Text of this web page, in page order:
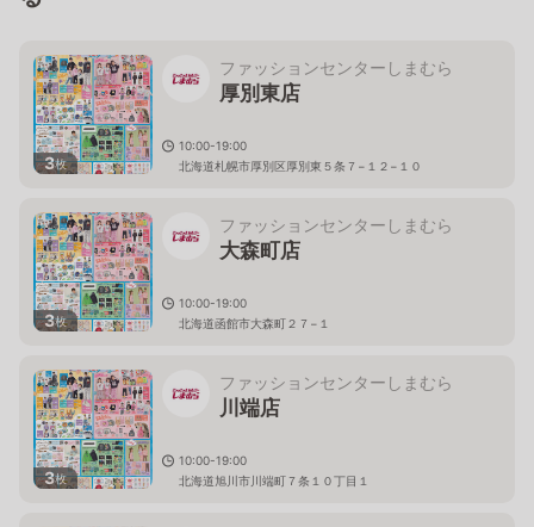
3枚
ファッションセンターしまむら
厚別東店
10:00-19:00
北海道札幌市厚別区厚別東５条７−１２−１０
3枚
ファッションセンターしまむら
大森町店
10:00-19:00
北海道函館市大森町２７−１
3枚
ファッションセンターしまむら
川端店
10:00-19:00
北海道旭川市川端町７条１０丁目１